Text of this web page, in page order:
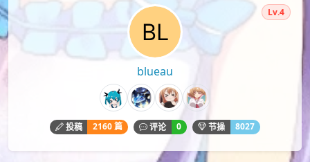
blueau
Lv.4
投稿 2160 篇 评论 0 节操 8027